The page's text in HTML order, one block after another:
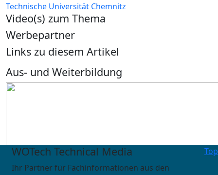
Technische Universität Chemnitz
Video(s) zum Thema
Werbepartner
Links zu diesem Artikel
Aus- und Weiterbildung
Top
WOTech Technical Media
Ihr Partner für Fachinformationen aus den